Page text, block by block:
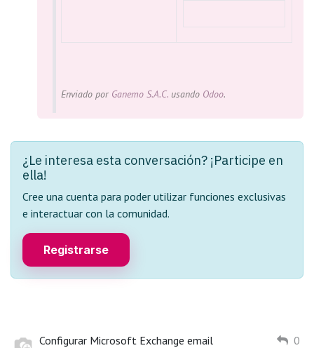
Enviado por Ganemo S.A.C. usando Odoo.
¿Le interesa esta conversación? ¡Participe en
ella!
Cree una cuenta para poder utilizar funciones exclusivas
e interactuar con la comunidad.
Registrarse
Configurar Microsoft Exchange email
0